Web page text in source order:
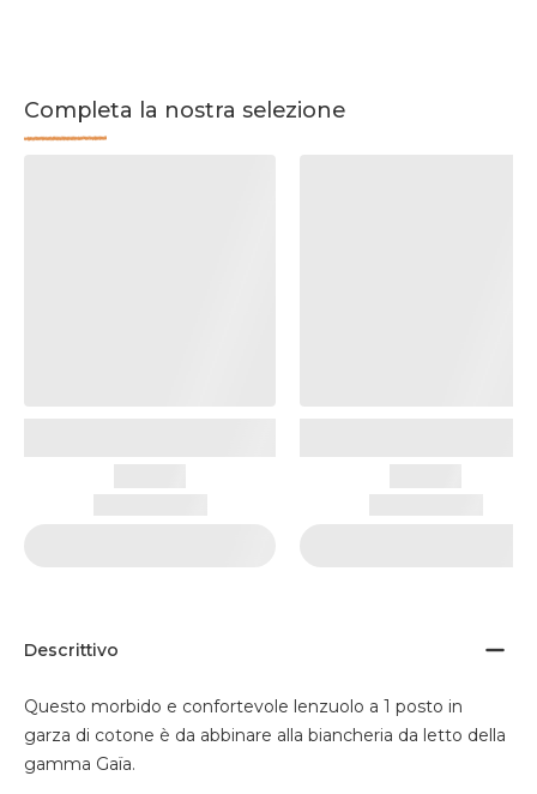
Completa la nostra selezione
Descrittivo
Questo morbido e confortevole lenzuolo a 1 posto in
garza di cotone è da abbinare alla biancheria da letto della
gamma Gaïa.